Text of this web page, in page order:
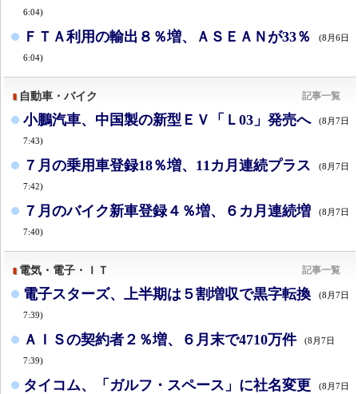
6:04)
ＦＴＡ利用の輸出８％増、ＡＳＥＡＮが33％ (8月6日
6:04)
自動車・バイク 記事一覧
小鵬汽車、中国製の新型ＥＶ「Ｌ03」発売へ (8月7日
7:43)
７月の乗用車登録18％増、11カ月連続プラス (8月7日
7:42)
７月のバイク新車登録４％増、６カ月連続増 (8月7日
7:40)
電気・電子・ＩＴ 記事一覧
電子スターズ、上半期は５割増収で黒字転換 (8月7日
7:39)
ＡＩＳの契約者２％増、６月末で4710万件 (8月7日
7:39)
タイコム、「ガルフ・スペース」に社名変更 (8月7日